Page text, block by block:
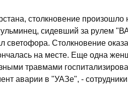
столкновение произошло
сидевший за рулем
светофора. Столкновение
на месте. Еще одна
травмами
аварии в "УАЗе", -